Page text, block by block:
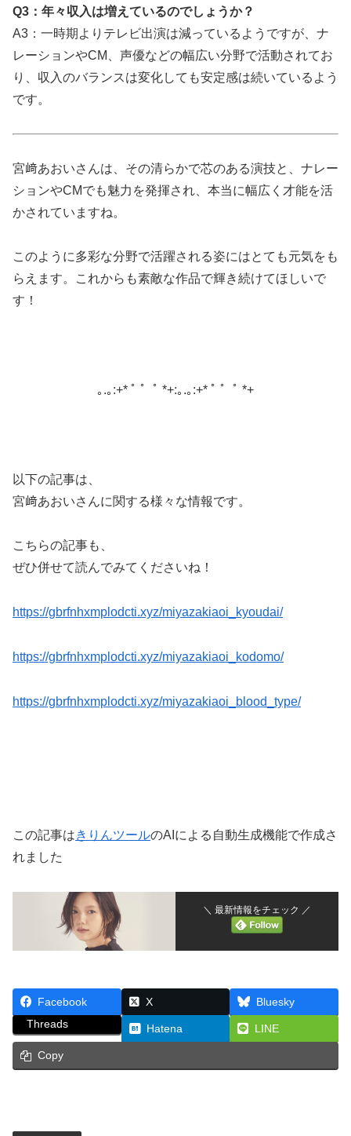
Q3：年々収入は増えているのでしょうか？
A3：一時期よりテレビ出演は減っているようですが、ナ
レーションやCM、声優などの幅広い分野で活動されてお
り、収入のバランスは変化しても安定感は続いているよう
です。
宮﨑あおいさんは、その清らかで芯のある演技と、ナレー
ションやCMでも魅力を発揮され、本当に幅広く才能を活
かされていますね。
このように多彩な分野で活躍される姿にはとても元気をも
らえます。これからも素敵な作品で輝き続けてほしいで
す！
｡.｡:+* ﾟ ゜ﾟ *+:｡.｡:+* ﾟ ゜ﾟ *+
以下の記事は、
宮﨑あおいさんに関する様々な情報です。
こちらの記事も、
ぜひ併せて読んでみてくださいね！
https://gbrfnhxmplodcti.xyz/miyazakiaoi_kyoudai/
https://gbrfnhxmplodcti.xyz/miyazakiaoi_kodomo/
https://gbrfnhxmplodcti.xyz/miyazakiaoi_blood_type/
この記事はきりんツールのAIによる自動生成機能で作成さ
れました
＼ 最新情報をチェック ／
Facebook X
Bluesky
Threads
Hatena LINE
Copy